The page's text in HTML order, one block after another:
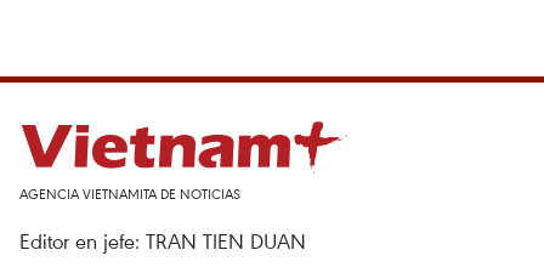
AGENCIA VIETNAMITA DE NOTICIAS
Editor en jefe: TRAN TIEN DUAN